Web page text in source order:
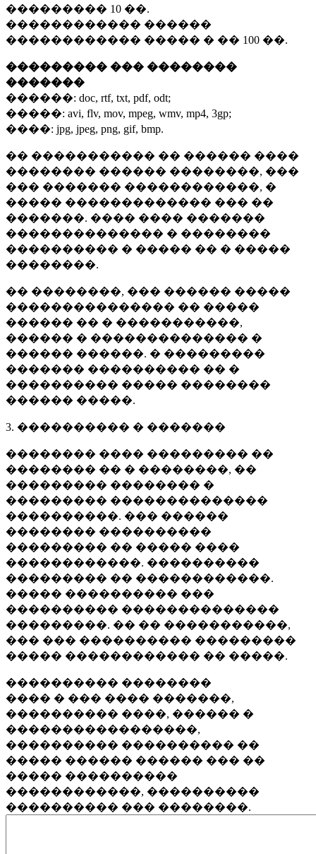
��������� 10 ��.
������������ ������
������������ ����� � �� 100 ��.
��������� ��� ��������
�������
������: doc, rtf, txt, pdf, odt;
�����: avi, flv, mov, mpeg, wmv, mp4, 3gp;
����: jpg, jpeg, png, gif, bmp.
�� ����������� �� ������ ����
�������� ������ ��������, ���
��� ������� ������������, �
����� ������������� ��� ��
�������. ���� ���� �������
�������������� � ��������
���������� � ����� �� � �����
��������.
�� ��������, ��� ������ �����
��������������� �� �����
������ �� � �����������,
������ � �������������� �
������ ������. � ���������
������� ���������� �� �
���������� ����� ��������
������ �����.
3. ���������� � �������
�������� ���� ��������� ��
�������� �� � ��������, ��
��������� �������� �
��������� ��������������
����������. ��� ������
�������� ����������
��������� �� ����� ����
������������. ����������
��������� �� ������������.
����� ���������� ���
���������� ��������������
���������. �� �� �����������,
��� ��� ���������� ���������
����� ������������ �� �����.
���������� ��������
���� � ��� ���� �������,
���������� ����, ������ �
�����������������,
���������� ���������� ��
����� ������ ������ ��� ��
����� ����������
������������, ����������
���������� ��� ��������.